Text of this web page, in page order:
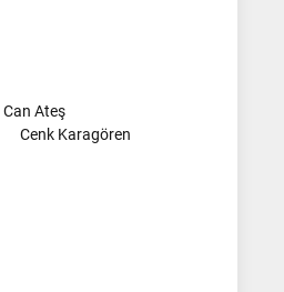
Can Ateş
Cenk Karagören